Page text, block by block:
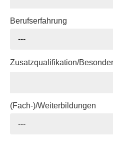
Berufserfahrung
---
Zusatzqualifikation/
(Fach-)/Weiterbildungen
---